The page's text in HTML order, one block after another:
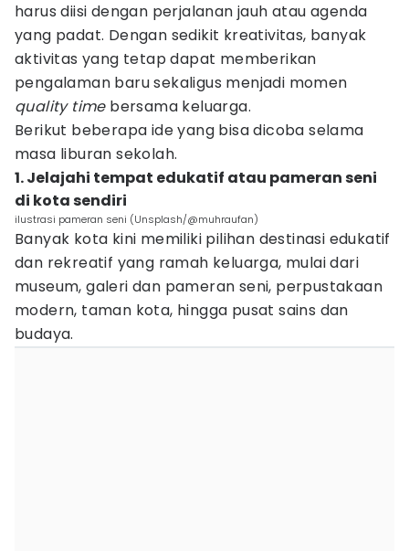
harus diisi dengan perjalanan jauh atau agenda
yang padat. Dengan sedikit kreativitas, banyak
aktivitas yang tetap dapat memberikan
pengalaman baru sekaligus menjadi momen
quality timebersama keluarga.
Berikut beberapa ide yang bisa dicoba selama
masa liburan sekolah.
1. Jelajahi tempat edukatif atau pameran seni
di kota sendiri
ilustrasi pameran seni (Unsplash/@muhraufan)
Banyak kota kini memiliki pilihan destinasi edukatif
dan rekreatif yang ramah keluarga, mulai dari
museum, galeri dan pameran seni, perpustakaan
modern, taman kota, hingga pusat sains dan
budaya.